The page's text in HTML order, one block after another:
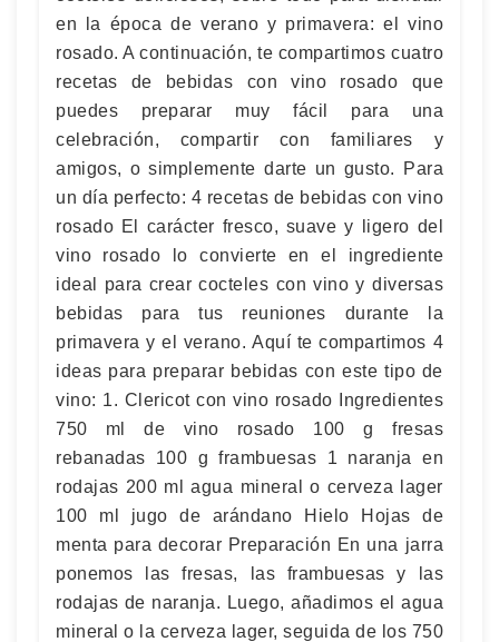
en la época de verano y primavera: el vino
rosado. A continuación, te compartimos cuatro
recetas de bebidas con vino rosado que
puedes preparar muy fácil para una
celebración, compartir con familiares y
amigos, o simplemente darte un gusto. Para
un día perfecto: 4 recetas de bebidas con vino
rosado El carácter fresco, suave y ligero del
vino rosado lo convierte en el ingrediente
ideal para crear cocteles con vino y diversas
bebidas para tus reuniones durante la
primavera y el verano. Aquí te compartimos 4
ideas para preparar bebidas con este tipo de
vino: 1. Clericot con vino rosado Ingredientes
750 ml de vino rosado 100 g fresas
rebanadas 100 g frambuesas 1 naranja en
rodajas 200 ml agua mineral o cerveza lager
100 ml jugo de arándano Hielo Hojas de
menta para decorar Preparación En una jarra
ponemos las fresas, las frambuesas y las
rodajas de naranja. Luego, añadimos el agua
mineral o la cerveza lager, seguida de los 750